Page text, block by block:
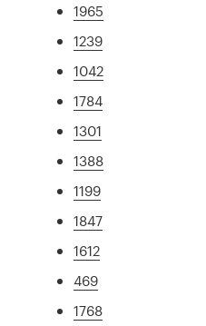
1965
1239
1042
1784
1301
1388
1199
1847
1612
469
1768